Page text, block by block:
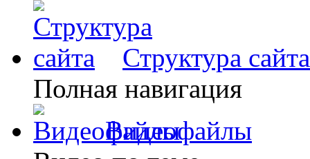
Структура сайта
Полная навигация
Видеофайлы